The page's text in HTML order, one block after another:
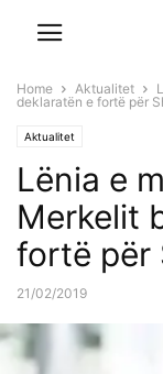
Home Aktualitet
deklaratën e fortë për
Aktualitet
Lënia e
Merkelit
fortë për
21/02/2019